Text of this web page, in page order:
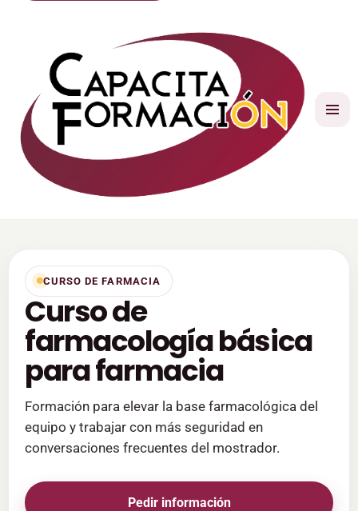
CURSO DE FARMACIA
Curso de
farmacología básica
para farmacia
Formación para elevar la base farmacológica del
equipo y trabajar con más seguridad en
conversaciones frecuentes del mostrador.
Pedir información